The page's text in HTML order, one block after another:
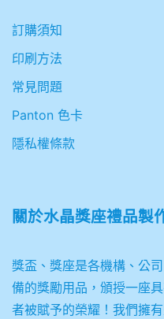
訂購須知
印刷方法
常見問題
Panton 色卡
隱私權條款
關於水晶獎座禮品製
獎盃、獎座是各機構、公
備的獎勵用品，頒授一座
者被賦予的榮耀！我們擁